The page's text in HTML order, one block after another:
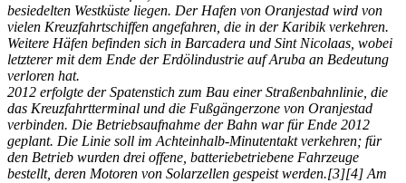
besiedelten Westküste liegen. Der Hafen von Oranjestad wird von
vielen Kreuzfahrtschiffen angefahren, die in der Karibik verkehren.
Weitere Häfen befinden sich in Barcadera und Sint Nicolaas, wobei
letzterer mit dem Ende der Erdölindustrie auf Aruba an Bedeutung
verloren hat.
2012 erfolgte der Spatenstich zum Bau einer Straßenbahnlinie, die
das Kreuzfahrtterminal und die Fußgängerzone von Oranjestad
verbinden. Die Betriebsaufnahme der Bahn war für Ende 2012
geplant. Die Linie soll im Achteinhalb-Minutentakt verkehren; für
den Betrieb wurden drei offene, batteriebetriebene Fahrzeuge
bestellt, deren Motoren von Solarzellen gespeist werden.[3][4] Am